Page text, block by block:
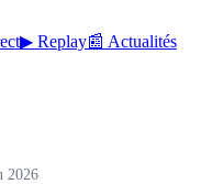
▶ Replay📰 Actualités
2026